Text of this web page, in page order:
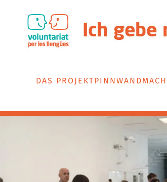
DAS PROJEKTPINNWAND